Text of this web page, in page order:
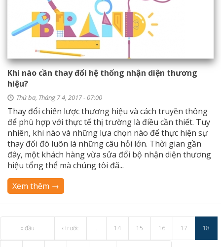
Khi nào cần thay đổi hệ thống nhận diện thương
hiệu?
Thứ ba, Tháng 7 4, 2017 - 07:00
Thay đổi chiến lược thương hiệu và cách truyền thông
để phù hợp với thực tế thị trường là điều cần thiết. Tuy
nhiên, khi nào và những lựa chọn nào để thực hiện sự
thay đổi đó luôn là những câu hỏi lớn. Thời gian gần
đây, một khách hàng vừa sửa đổi bộ nhận diện thương
hiệu tổng thể mà chúng tôi đã...
Xem thêm →
« đầu ‹ trước … 14 15 16 17 18